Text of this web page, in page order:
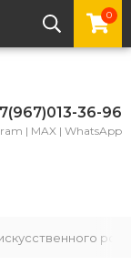
0
36-96
| MAX | WhatsApp